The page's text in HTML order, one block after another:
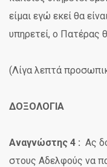
είμαι εγώ εκεί θα
υπηρετεί, ο Πατέρας
(Λίγα λεπτά
ΔΟΞΟΛΟΓΙΑ
Αναγνώστης 4 : Ας
στους Αδελφούς να